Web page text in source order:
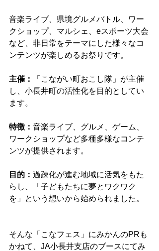
音楽ライブ、県境グルメバトル、ワー
クショップ、マルシェ、eスポーツ大会
など、非日常をテーマにした様々なコ
ンテンツが楽しめるお祭りです。
主催：
「こながい町おこし隊」が主催
し、小長井町の活性化を目的としてい
ます。
特徴： 音楽ライブ、グルメ、ゲーム、
ワークショップなど多種多様なコンテ
ンツが提供されます。
目的： 過疎化が進む地域に活気をもた
らし、「子どもたちに夢とワクワク
を」という想いから始められました。
そんな「こなフェス」にみかんのPRも
かねて、JA小長井支店のブースにてみ